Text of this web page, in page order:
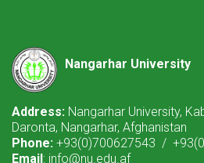
Nangarhar University
Address: Nangarhar University,
Daronta, Nangarhar, Afghanistan
Phone: +93(0)700627543 /
Email : info@nu.edu.af